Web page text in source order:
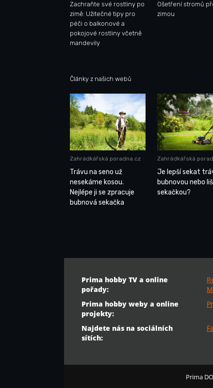
Zachraňte své rostliny po
zimě: Užitečné tipy pro
péči o balkonové a
pokojové rostliny včetně
mandevily
Ošetření stromů
zimou
Články z našich webů
Zahrádkářská poradna.cz
Trávu na seno už
nesekáme kosou.
Nejlépe ji se zpracuje
bubnová sekačka
Zahrádkářská
Je lepší sekat
bubnovou nebo
sekačkou?
Prima hobby TV a online
pořady:
Prima hobby weby a online
projekty:
Najdete nás na sociálních
sítích:
Prima